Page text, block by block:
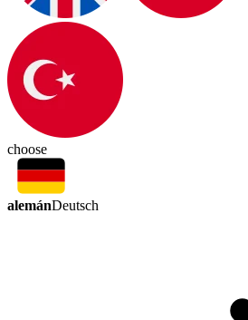
choose
alemánDeutsch